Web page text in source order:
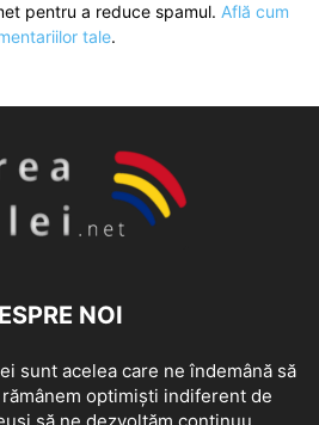
pentru a reduce spamul. Află cum
tale.
NOI
sunt acelea care ne îndemână să
optimiști indiferent de